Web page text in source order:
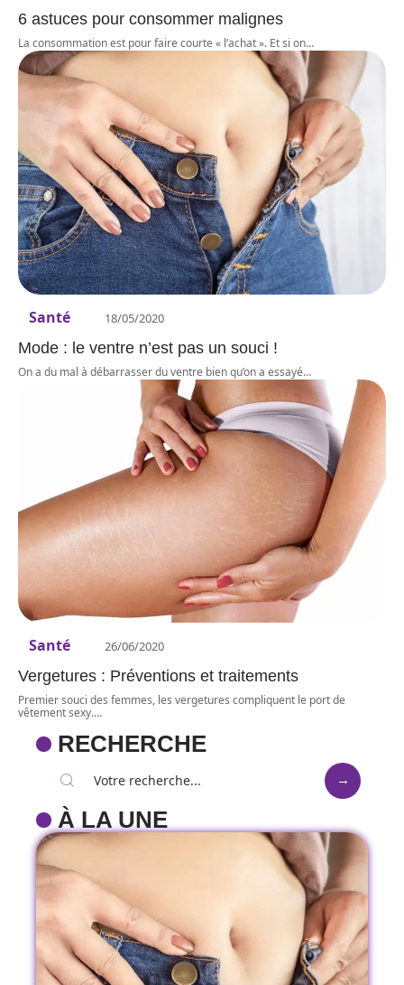
6 astuces pour consommer malignes
La consommation est pour faire courte « l’achat ». Et si on…
Santé 18/05/2020
Mode : le ventre n’est pas un souci !
On a du mal à débarrasser du ventre bien qu’on a essayé…
Santé 26/06/2020
Vergetures : Préventions et traitements
Premier souci des femmes, les vergetures compliquent le port de
vêtement sexy.…
RECHERCHE
À LA UNE